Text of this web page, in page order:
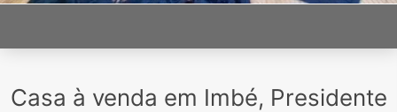
Casa à venda em Imbé, Presidente